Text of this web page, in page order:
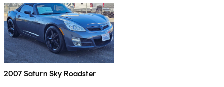
2007 Saturn Sky Roadster